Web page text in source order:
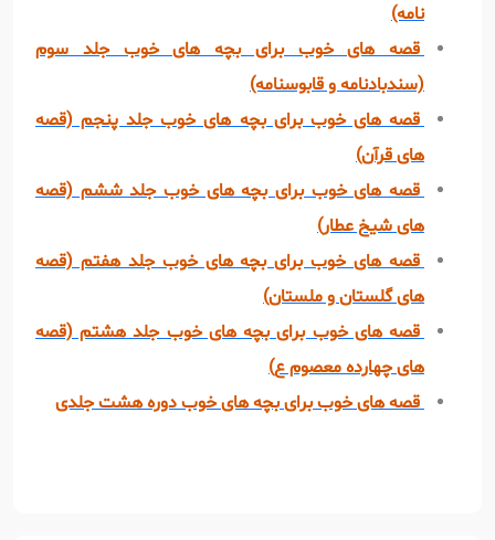
نامه)
قصه های خوب برای بچه های خوب جلد سوم
(سندبادنامه و قابوسنامه)
قصه های خوب برای بچه های خوب جلد پنجم (قصه
های قرآن)
قصه های خوب برای بچه های خوب جلد ششم (قصه
های شیخ عطار)
قصه های خوب برای بچه های خوب جلد هفتم (قصه
های گلستان و ملستان)
قصه های خوب برای بچه های خوب جلد هشتم (قصه
های چهارده معصوم ع)
قصه های خوب برای بچه های خوب دوره هشت جلدی